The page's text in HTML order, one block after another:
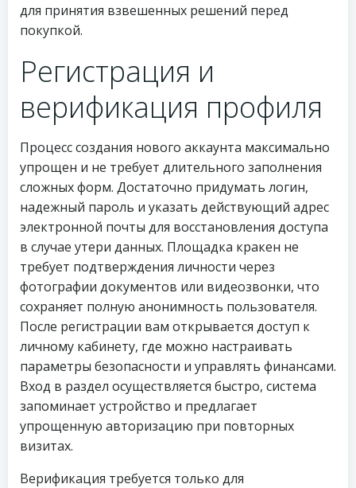
для принятия взвешенных решений перед
покупкой.
Регистрация и
верификация профиля
Процесс создания нового аккаунта максимально
упрощен и не требует длительного заполнения
сложных форм. Достаточно придумать логин,
надежный пароль и указать действующий адрес
электронной почты для восстановления доступа
в случае утери данных. Площадка кракен не
требует подтверждения личности через
фотографии документов или видеозвонки, что
сохраняет полную анонимность пользователя.
После регистрации вам открывается доступ к
личному кабинету, где можно настраивать
параметры безопасности и управлять финансами.
Вход в раздел осуществляется быстро, система
запоминает устройство и предлагает
упрощенную авторизацию при повторных
визитах.
Верификация требуется только для